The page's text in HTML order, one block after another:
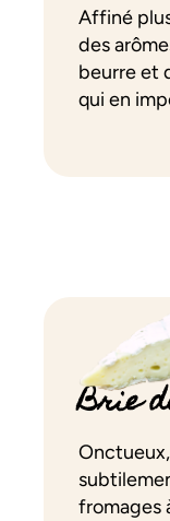
Affiné
des
beurre et
qui en
Brie
fromages